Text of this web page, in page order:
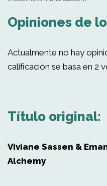
Opiniones de
Actualmente no hay
calificación se basa en 2
Título original:
Viviane Sassen &
Alchemy